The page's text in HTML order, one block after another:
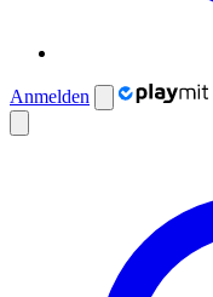
Anmelden